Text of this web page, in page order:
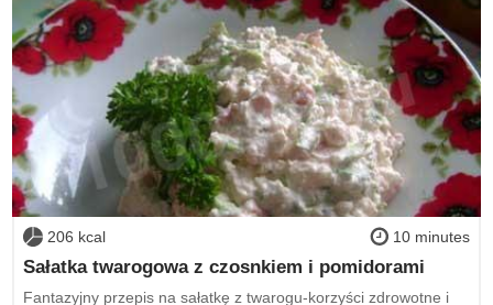
206 kcal 10 minutes
Sałatka twarogowa z czosnkiem i pomidorami
Fantazyjny przepis na sałatkę z twarogu-korzyści zdrowotne i